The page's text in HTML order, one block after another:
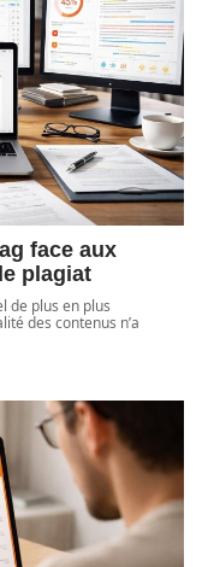
face aux
plagiat
de plus en plus
des contenus n’a